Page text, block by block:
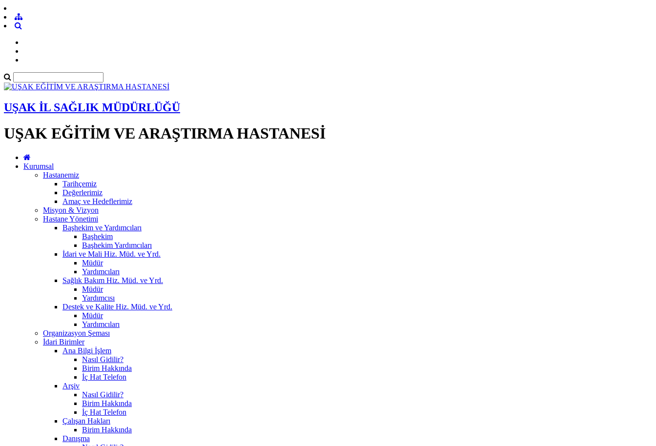
UŞAK İL SAĞLIK MÜDÜRLÜĞÜ
UŞAK EĞİTİM VE ARAŞTIRMA HASTANESİ
Kurumsal
Hastanemiz
Tarihçemiz
Değerlerimiz
Amaç ve Hedeflerimiz
Misyon & Vizyon
Hastane Yönetimi
Başhekim ve Yardımcıları
Başhekim
Başhekim Yardımcıları
İdari ve Mali Hiz. Müd. ve Yrd.
Müdür
Yardımcıları
Sağlık Bakım Hiz. Müd. ve Yrd.
Müdür
Yardımcısı
Destek ve Kalite Hiz. Müd. ve Yrd.
Müdür
Yardımcıları
Organizasyon Şeması
İdari Birimler
Ana Bilgi İşlem
Nasıl Gidilir?
Birim Hakkında
İç Hat Telefon
Arşiv
Nasıl Gidilir?
Birim Hakkında
İç Hat Telefon
Çalışan Hakları
Birim Hakkında
Danışma